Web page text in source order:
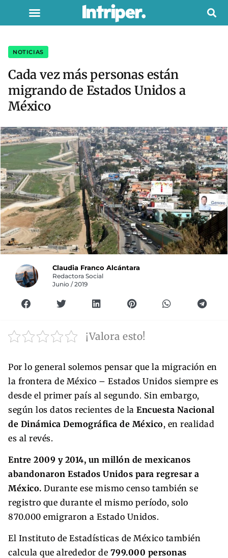
NOTICIAS
Cada vez más personas están
migrando de Estados Unidos a
México
Claudia Franco Alcántara
Redactora Social
Junio / 2019
¡Valora esto!
Por lo general solemos pensar que la migración en
la frontera de México – Estados Unidos siempre es
desde el primer país al segundo. Sin embargo,
según los datos recientes de la Encuesta Nacional
de Dinámica Demográfica de México, en realidad
es al revés.
Entre 2009 y 2014, un millón de mexicanos
abandonaron Estados Unidos para regresar a
México. Durante ese mismo censo también se
registro que durante el mismo período, solo
870.000 emigraron a Estado Unidos.
El Instituto de Estadísticas de México también
calcula que alrededor de 799.000 personas